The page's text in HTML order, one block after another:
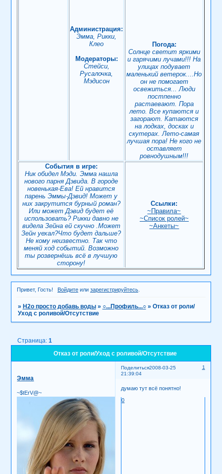
Администрация:
Эмма, Рикки,
Клео
Модераторы:
Стейси,
Русалочка,
Мэдисон
Погода:
Солнце светит яркими
и гарячими лучами!!! На
улицах подувает
маленький ветерок....Но
он не помогает
освежиться... Люди
постпенно
растаевают. Пора
лето. Все купаются и
загорают. Катаются
на лодках, досках и
скутерах. Лето-самая
лучшая пора! Не кого не
оставляет
ровнодушным!!!
События в игре:
Ник обидел Мэди. Эмма нашла
нового парня Дэвида. В городе
новенькая-Ева! Ей нравится
парень Эммы-Дэвид! Может у
них закрутится бурный роман?
Или может Дэвид будет её
использовать? Рикки давно не
видела Зейна ей скучно .Может
Зейн уехал?Что будет дальше?
Не кому неизвестно. Так что
меняй ход событий. Возможно
ты розвернёшь всё в лучшую
сторону!
Ссылки:
~Правила~
~Список ролей~
~Анкеты~
Привет, Гость! Войдитеили зарегистрируйтесь.
» H2о просто добавь воды » ○...Профиль...○ » Отказ от роли/
Уход с роливой/Отсутствие
Отказ от роли/Уход с роливой/Отсутствие
Страница: 1
Поделиться 1
2008-03-25
21:39:04
Эмма
~$tErV@~
думаю тут всё понятно!
0